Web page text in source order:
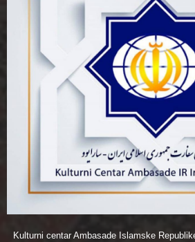
Kulturni centar Ambasade Islamske